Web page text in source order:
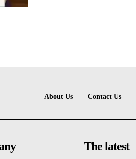
About Us Contact Us
The latest